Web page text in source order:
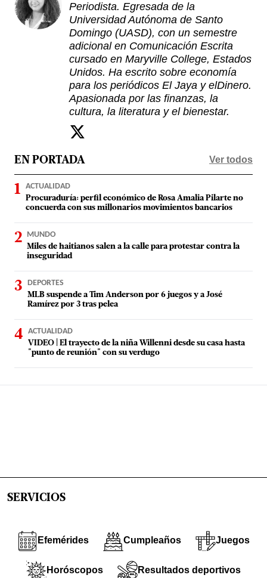
Periodista. Egresada de la
Universidad Autónoma de Santo
Domingo (UASD), con un semestre
adicional en Comunicación Escrita
cursado en Maryville College, Estados
Unidos. Ha escrito sobre economía
para los periódicos El Jaya y elDinero.
Apasionada por las finanzas, la
cultura, la literatura y el bienestar.
EN PORTADA Ver todos
ACTUALIDAD
Procuraduría: perfil económico de Rosa Amalia Pilarte no
concuerda con sus millonarios movimientos bancarios
MUNDO
Miles de haitianos salen a la calle para protestar contra la
inseguridad
DEPORTES
MLB suspende a Tim Anderson por 6 juegos y a José
Ramírez por 3 tras pelea
ACTUALIDAD
VIDEO | El trayecto de la niña Willenni desde su casa hasta
"punto de reunión" con su verdugo
SERVICIOS
Efemérides Cumpleaños Juegos
Horóscopos Resultados deportivos